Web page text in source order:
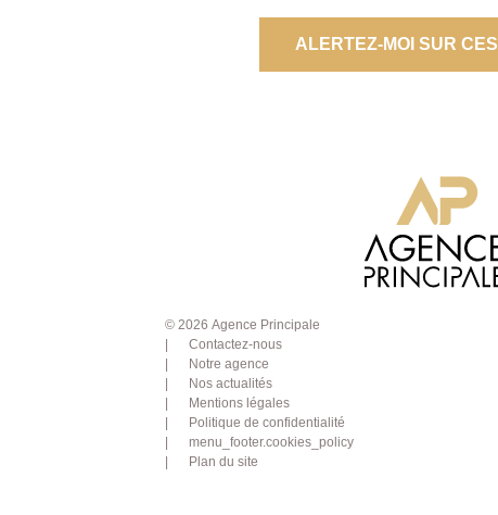
ALERTEZ-MOI SUR
© 2026 Agence Principale
Contactez-nous
Notre agence
Nos actualités
Mentions légales
Politique de confidentialité
menu_footer.cookies_policy
Plan du site